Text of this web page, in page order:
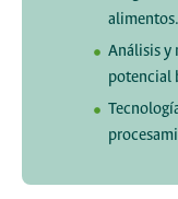
alimentos.
Análisis y
potencial